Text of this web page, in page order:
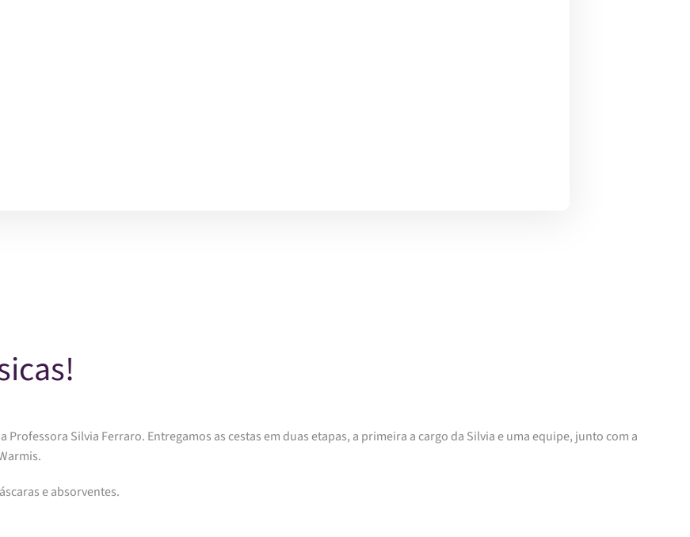
Professora Silvia Ferraro. Entregamos as cestas em duas etapas, a primeira a cargo da Silvia e uma equipe, junto com a
e absorventes.